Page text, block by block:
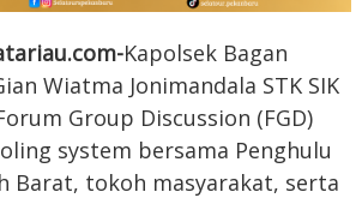
Kapolsek Bagan
Wiatma Jonimandala STK SIK
Group Discussion (FGD)
system bersama Penghulu
Barat, tokoh masyarakat, serta